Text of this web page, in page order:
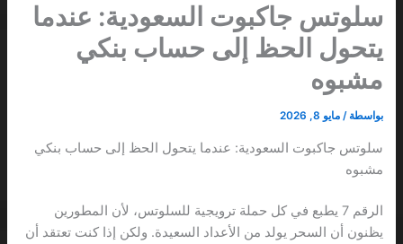
سلوتس جاكبوت السعودية: عندما
يتحول الحظ إلى حساب بنكي
مشبوه
بواسطة /مايو 8, 2026
سلوتس جاكبوت السعودية: عندما يتحول الحظ إلى حساب بنكي
مشبوه
الرقم 7 يطبع في كل حملة ترويجية للسلوتس، لأن المطورين
يظنون أن السحر يولد من الأعداد السعيدة. ولكن إذا كنت تعتقد أن